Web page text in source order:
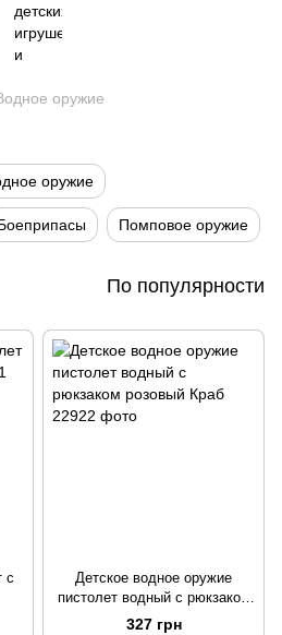
оружие
оружие
Помповое оружие
По популярности
с
Детское водное оружие
пистолет водный с рюкзаком
розовый Краб
327 грн